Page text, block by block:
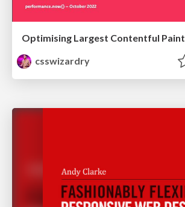
Optimising Largest Contentful Paint
csswizardry